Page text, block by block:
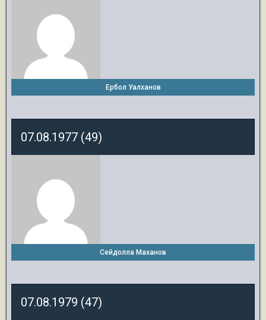
Ербол Уалханов
07.08.1977 (49)
Сейдолла Маханов
07.08.1979 (47)